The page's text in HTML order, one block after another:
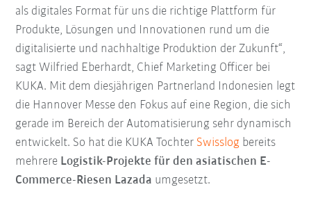
als digitales Format für uns die richtige Plattform für
Produkte, Lösungen und Innovationen rund um die
digitalisierte und nachhaltige Produktion der Zukunft“,
sagt Wilfried Eberhardt, Chief Marketing Officer bei
KUKA. Mit dem diesjährigen Partnerland Indonesien legt
die Hannover Messe den Fokus auf eine Region, die sich
gerade im Bereich der Automatisierung sehr dynamisch
entwickelt. So hat die KUKA Tochter Swisslog bereits
mehrere Logistik-Projekte für den asiatischen E-
Commerce-Riesen Lazada umgesetzt.